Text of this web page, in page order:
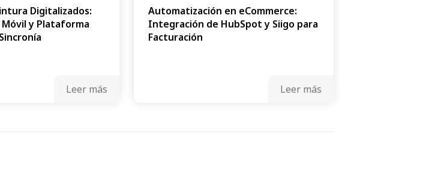
Digitalizados:
Móvil y Plataforma
Leer más
Automatización en eCommerce:
Integración de HubSpot y Siigo para
Facturación
Leer más